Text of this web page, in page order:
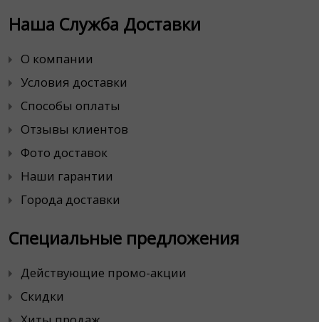
Наша Служба Доставки
О компании
Условия доставки
Способы оплаты
Отзывы клиентов
Фото доставок
Наши гарантии
Города доставки
Специальные предложения
Действующие промо-акции
Скидки